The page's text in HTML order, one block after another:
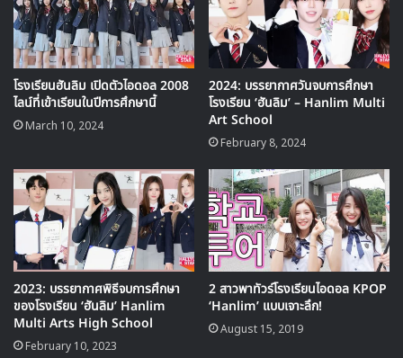
Chuu & Kim Lip – LOONA
โรงเรียนฮันลิม เปิดตัวไอดอล 2008
ไลน์ที่เข้าเรียนในปีการศึกษานี้
March 10, 2024
2024: บรรยากาศวันจบการศึกษา
โรงเรียน ‘ฮันลิม’ – Hanlim Multi
Art School
February 8, 2024
2023: บรรยากาศพิธีจบการศึกษา
ของโรงเรียน ‘ฮันลิม’ Hanlim
Multi Arts High School
February 10, 2023
2 สาวพาทัวร์โรงเรียนไอดอล KPOP
‘Hanlim’ แบบเจาะลึก!
August 15, 2019